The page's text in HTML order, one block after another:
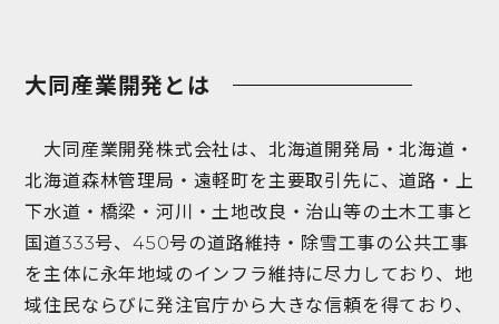
2023.06.21 労働災害無災害日数3,500日達成！
大同産業開発とは
大同産業開発株式会社は、北海道開発局・北海道・
北海道森林管理局・遠軽町を主要取引先に、道路・上
下水道・橋梁・河川・土地改良・治山等の土木工事と
国道333号、450号の道路維持・除雪工事の公共工事
を主体に永年地域のインフラ維持に尽力しており、地
域住民ならびに発注官庁から大きな信頼を得ており、